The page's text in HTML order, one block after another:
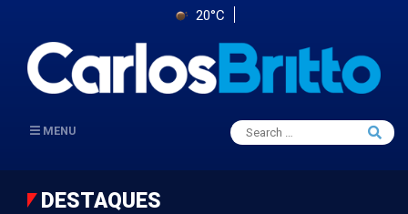
20°C
MENU
Search
for:
Search
DESTAQUES